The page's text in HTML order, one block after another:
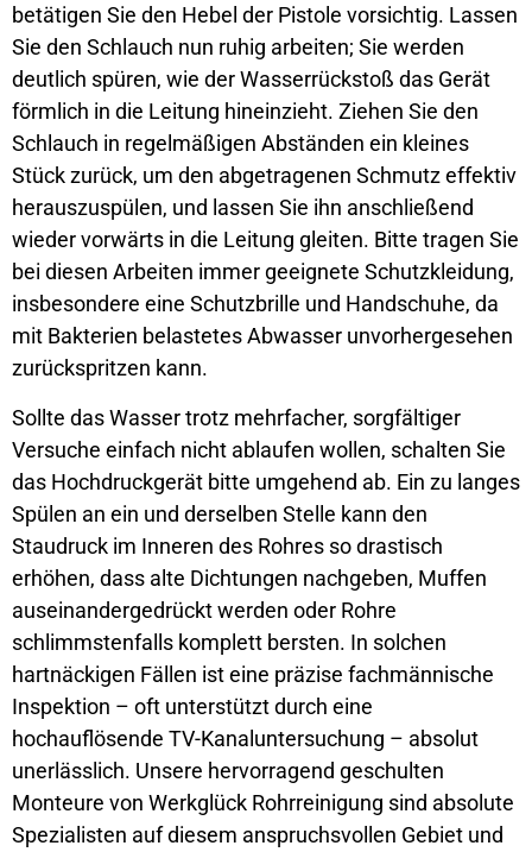
betätigen Sie den Hebel der Pistole vorsichtig. Lassen
Sie den Schlauch nun ruhig arbeiten; Sie werden
deutlich spüren, wie der Wasserrückstoß das Gerät
förmlich in die Leitung hineinzieht. Ziehen Sie den
Schlauch in regelmäßigen Abständen ein kleines
Stück zurück, um den abgetragenen Schmutz effektiv
herauszuspülen, und lassen Sie ihn anschließend
wieder vorwärts in die Leitung gleiten. Bitte tragen Sie
bei diesen Arbeiten immer geeignete Schutzkleidung,
insbesondere eine Schutzbrille und Handschuhe, da
mit Bakterien belastetes Abwasser unvorhergesehen
zurückspritzen kann.
Sollte das Wasser trotz mehrfacher, sorgfältiger
Versuche einfach nicht ablaufen wollen, schalten Sie
das Hochdruckgerät bitte umgehend ab. Ein zu langes
Spülen an ein und derselben Stelle kann den
Staudruck im Inneren des Rohres so drastisch
erhöhen, dass alte Dichtungen nachgeben, Muffen
auseinandergedrückt werden oder Rohre
schlimmstenfalls komplett bersten. In solchen
hartnäckigen Fällen ist eine präzise fachmännische
Inspektion – oft unterstützt durch eine
hochauflösende TV-Kanaluntersuchung – absolut
unerlässlich. Unsere hervorragend geschulten
Monteure von Werkglück Rohrreinigung sind absolute
Spezialisten auf diesem anspruchsvollen Gebiet und